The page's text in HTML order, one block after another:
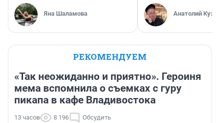
Яна Шаламова Анатолий
РЕКОМЕНДУЕМ
«Так неожиданно и приятно». Героиня
мема вспомнила о съемках с гуру
пикапа в кафе Владивостока
13 часов 8 196 Обсудить